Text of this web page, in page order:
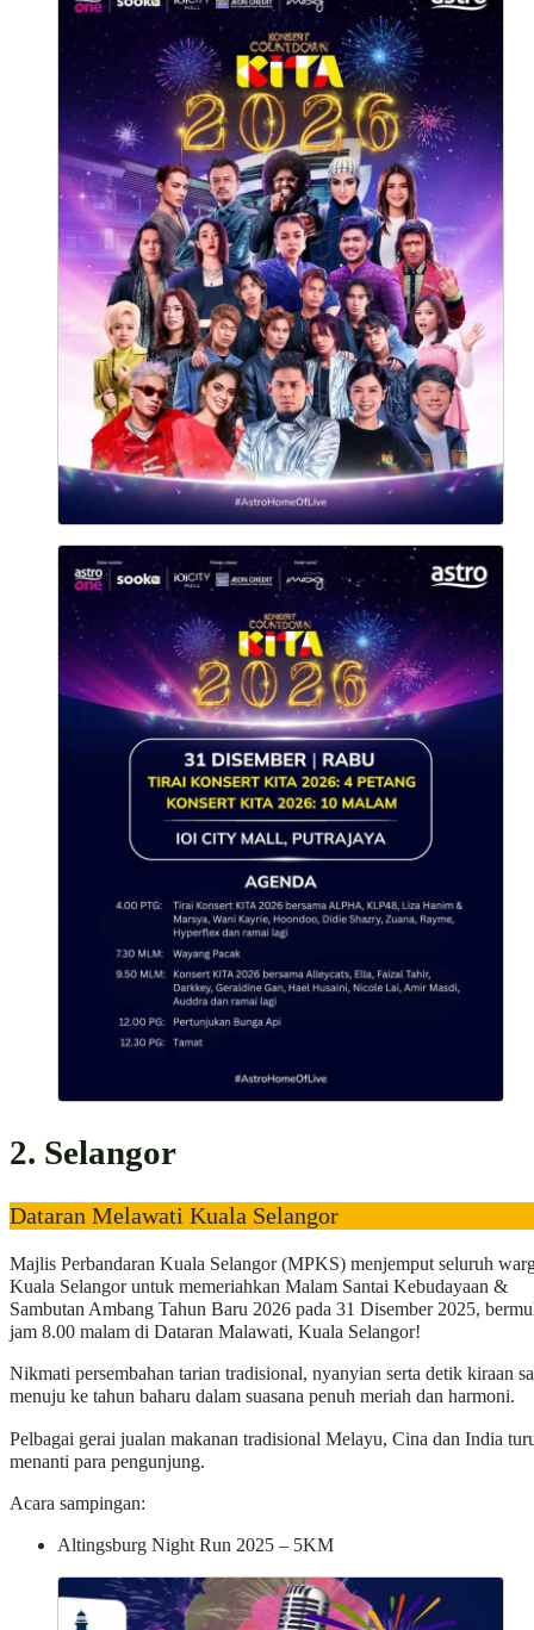
2. Selangor
Dataran Melawati Kuala Selangor
Majlis Perbandaran Kuala Selangor (MPKS) menjemput seluruh
Kuala Selangor untuk memeriahkan Malam Santai Kebudayaan &
Sambutan Ambang Tahun Baru 2026 pada 31 Disember 2025,
jam 8.00 malam di Dataran Malawati, Kuala Selangor!
Nikmati persembahan tarian tradisional, nyanyian serta detik kiraan
menuju ke tahun baharu dalam suasana penuh meriah dan harmoni.
Pelbagai gerai jualan makanan tradisional Melayu, Cina dan India
menanti para pengunjung.
Acara sampingan:
Altingsburg Night Run 2025 – 5KM